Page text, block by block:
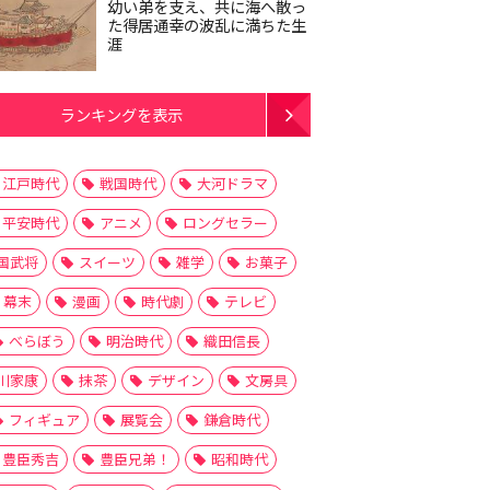
幼い弟を支え、共に海へ散っ
た得居通幸の波乱に満ちた生
涯
ランキングを表示
江戸時代 戦国時代
大河ドラマ
平安時代
アニメ
ロングセラー
武将
スイーツ 雑学
お菓子
幕末
漫画 時代劇
テレビ
べらぼう
明治時代
織田信長
家康
抹茶 デザイン
文房具
フィギュア
展覧会
鎌倉時代
豊臣秀吉
豊臣兄弟！
昭和時代